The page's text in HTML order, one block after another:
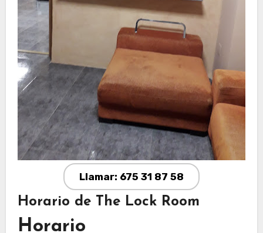
Llamar: 675 31 87 58
Horario de The Lock Room
Horario